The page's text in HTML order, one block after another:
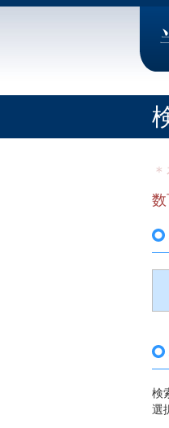
数
検
選